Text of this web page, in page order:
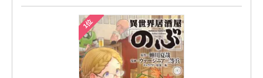
1位